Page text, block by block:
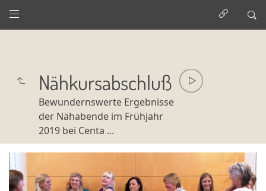
Nähkursabschluß
Bewundernswerte Ergebnisse
der Nähabende im Frühjahr
2019 bei Centa ...